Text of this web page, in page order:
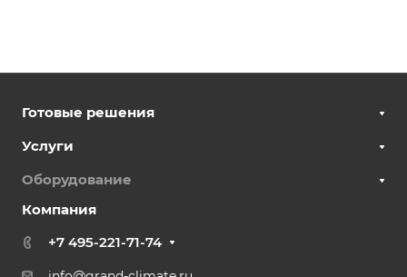
Готовые решения
Услуги
Оборудование
Компания
+7 495-221-71-74